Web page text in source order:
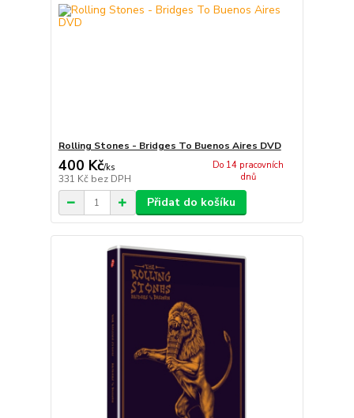
Rolling Stones - Bridges To Buenos Aires DVD
400 Kč/ks
331 Kč bez DPH
Do 14 pracovních
dnů
Přidat do košíku